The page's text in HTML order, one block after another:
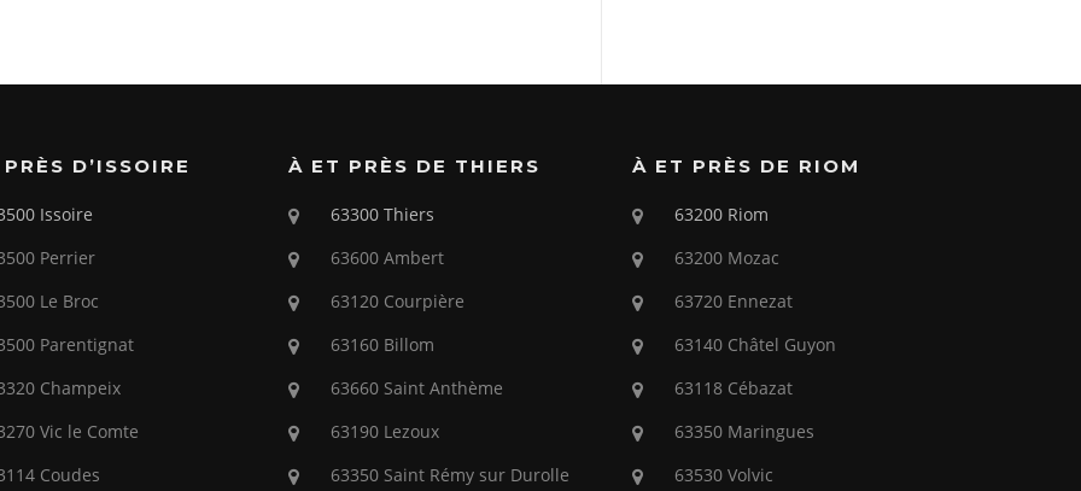
D’ISSOIRE
Issoire
Perrier
Le Broc
Parentignat
Champeix
Vic le Comte
Coudes
À ET PRÈS DE THIERS
63300 Thiers
63600 Ambert
63120 Courpière
63160 Billom
63660 Saint Anthème
63190 Lezoux
63350 Saint Rémy sur Durolle
À ET PRÈS DE RIOM
63200 Riom
63200 Mozac
63720 Ennezat
63140 Châtel Guyon
63118 Cébazat
63350 Maringues
63530 Volvic